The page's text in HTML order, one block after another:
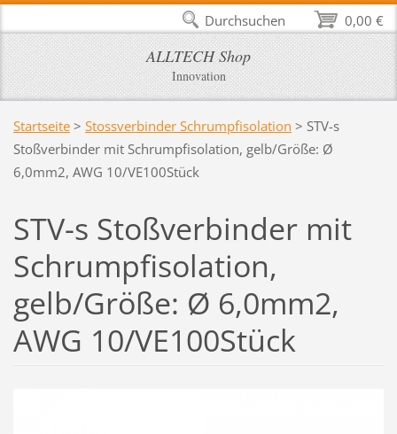
ALLTECH Shop
Innovation
Startseite > Stossverbinder Schrumpfisolation > STV-s
Stoßverbinder mit Schrumpfisolation, gelb/Größe: Ø
6,0mm2, AWG 10/VE100Stück
STV-s Stoßverbinder mit
Schrumpfisolation,
gelb/Größe: Ø 6,0mm2,
AWG 10/VE100Stück
0,00 €
Durchsuchen